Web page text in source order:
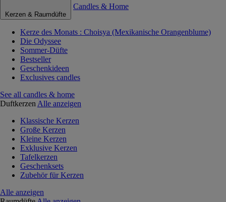
Kerzen & Raumdüfte
Candles & Home
Kerze des Monats : Choisya (Mexikanische Orangenblume)
Die Odyssee
Sommer-Düfte
Bestseller
Geschenkideen
Exclusives candles
See all candles & home
Duftkerzen Alle anzeigen
Klassische Kerzen
Große Kerzen
Kleine Kerzen
Exklusive Kerzen
Tafelkerzen
Geschenksets
Zubehör für Kerzen
Alle anzeigen